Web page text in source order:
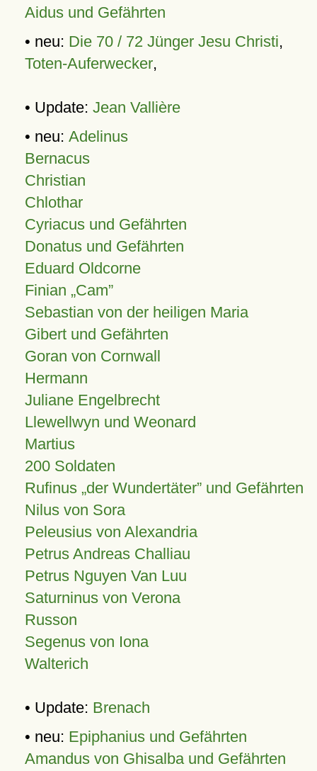
Aidus und Gefährten
• neu: Die 70 / 72 Jünger Jesu Christi,
Toten-Auferwecker,
• Update: Jean Vallière
• neu: Adelinus
Bernacus
Christian
Chlothar
Cyriacus und Gefährten
Donatus und Gefährten
Eduard Oldcorne
Finian Cam
Sebastian von der heiligen Maria
Gibert und Gefährten
Goran von Cornwall
Hermann
Juliane Engelbrecht
Llewellwyn und Weonard
Martius
200 Soldaten
Rufinus „der Wundertäter” und Gefährten
Nilus von Sora
Peleusius von Alexandria
Petrus Andreas Challiau
Petrus Nguyen Van Luu
Saturninus von Verona
Russon
Segenus von Iona
Walterich
• Update: Brenach
• neu: Epiphanius und Gefährten
Amandus von Ghisalba und Gefährten